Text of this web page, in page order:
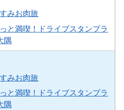
みお肉旅
と満喫！ドライブスタンプラ
隅
みお肉旅
と満喫！ドライブスタンプラ
隅